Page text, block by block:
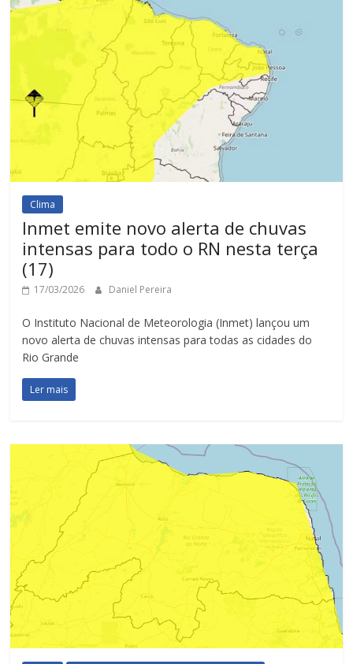
Clima
Inmet emite novo alerta de chuvas
intensas para todo o RN nesta terça
(17)
17/03/2026 Daniel Pereira
O Instituto Nacional de Meteorologia (Inmet) lançou um
novo alerta de chuvas intensas para todas as cidades do
Rio Grande
Ler mais